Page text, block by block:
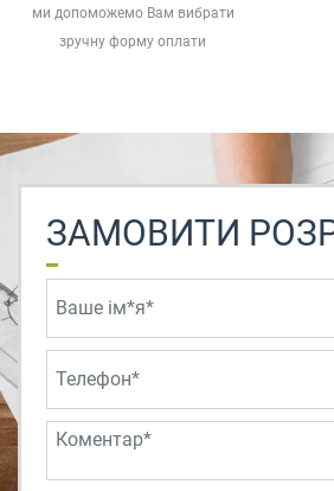
ми допоможемо Вам вибрати
зручну форму оплати
ЗАМОВИТИ